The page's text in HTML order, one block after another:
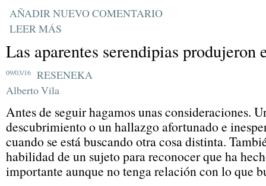
AÑADIR NUEVO COMENTARIO
LEER MÁS
Las aparentes serendipias produjeron
09/03/16
RESENEKA
Alberto Vila
Antes de seguir hagamos unas consideraciones.
descubrimiento o un hallazgo afortunado e
cuando se está buscando otra cosa distinta.
habilidad de un sujeto para reconocer que ha
importante aunque no tenga relación con lo que